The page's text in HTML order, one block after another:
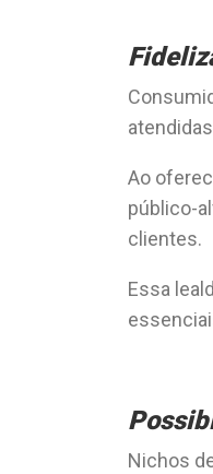
Ao
público-
clientes.
Essa
Nichos